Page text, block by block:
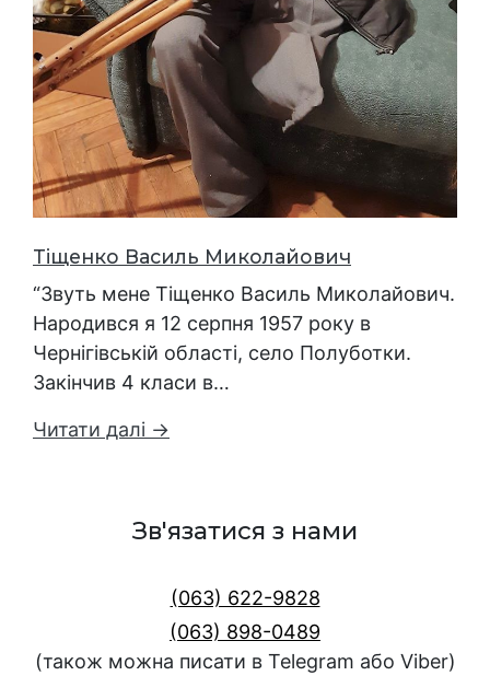
Тіщенко Василь Миколайович
“Звуть мене Тіщенко Василь Миколайович.
Народився я 12 серпня 1957 року в
Чернігівській області, село Полуботки.
Закінчив 4 класи в…
Читати далі →
Зв'язатися з нами
(063) 622-9828
(063) 898-0489
(також можна писати в Telegram або Viber)